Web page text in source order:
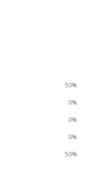
50%
0%
0%
0%
50%